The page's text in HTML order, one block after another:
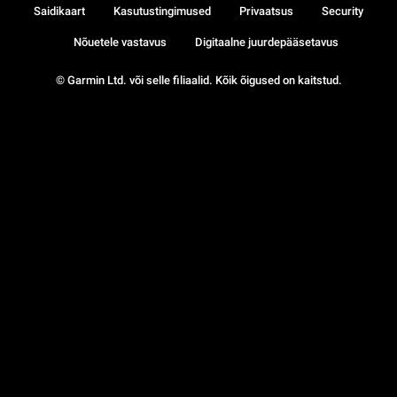
© Garmin Ltd. või selle filiaalid. Kõik õigused on kaitstud.
Saidikaart Kasutustingimused Privaatsus Security
Nõuetele vastavus Digitaalne juurdepääsetavus